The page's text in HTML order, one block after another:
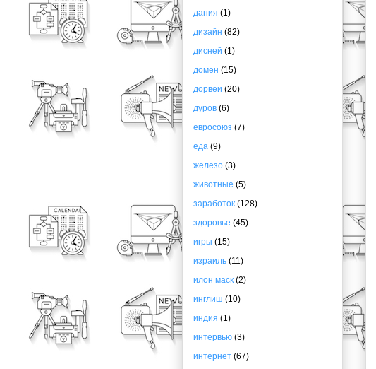
дания (1)
дизайн (82)
дисней (1)
домен (15)
дорвеи (20)
дуров (6)
евросоюз (7)
еда (9)
железо (3)
животные (5)
заработок (128)
здоровье (45)
игры (15)
израиль (11)
илон маск (2)
инглиш (10)
индия (1)
интервью (3)
интернет (67)